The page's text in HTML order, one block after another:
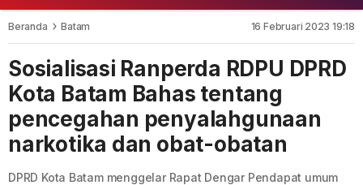
Beranda Batam 16 Februari 2023 19:18
Sosialisasi Ranperda RDPU DPRD
Kota Batam Bahas tentang
pencegahan penyalahgunaan
narkotika dan obat-obatan
DPRD Kota Batam menggelar Rapat Dengar Pendapat umum